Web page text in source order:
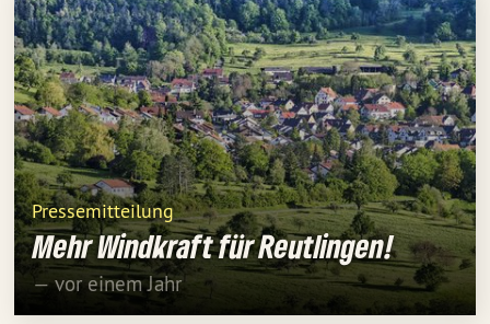
Pressemitteilung
Mehr Windkraft für Reutlingen!
— vor einem Jahr